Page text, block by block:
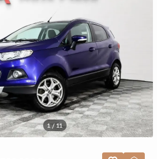
1 / 11